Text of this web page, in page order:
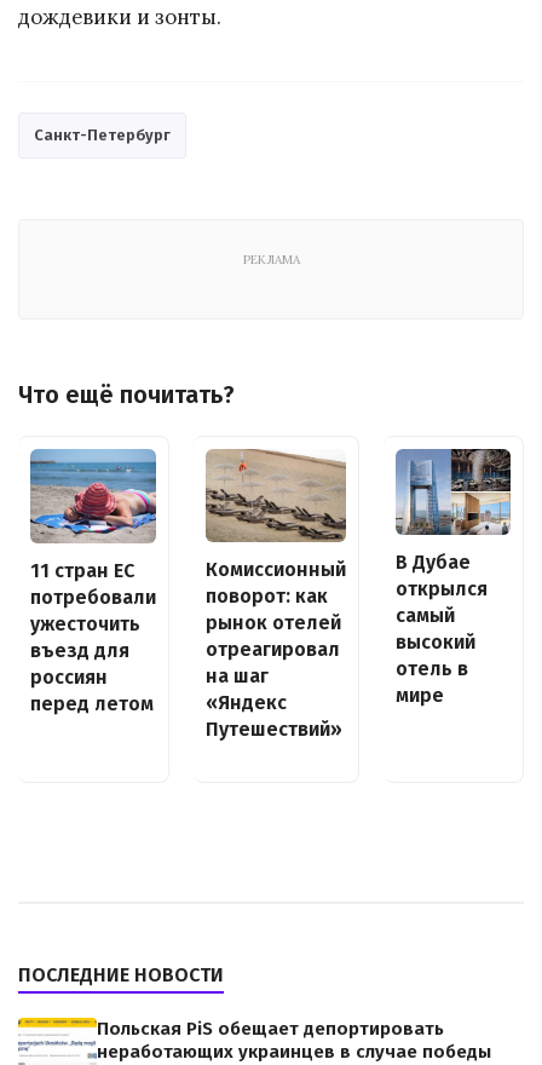
дождевики и зонты.
Санкт-Петербург
РЕКЛАМА
Что ещё почитать?
11 стран ЕС
потребовали
ужесточить
въезд для
россиян
перед летом
Комиссионный
поворот: как
рынок отелей
отреагировал
на шаг
«Яндекс
Путешествий»
В Дубае
открылся
самый
высокий
отель в
мире
ПОСЛЕДНИЕ НОВОСТИ
Польская PiS обещает депортировать
неработающих украинцев в случае победы